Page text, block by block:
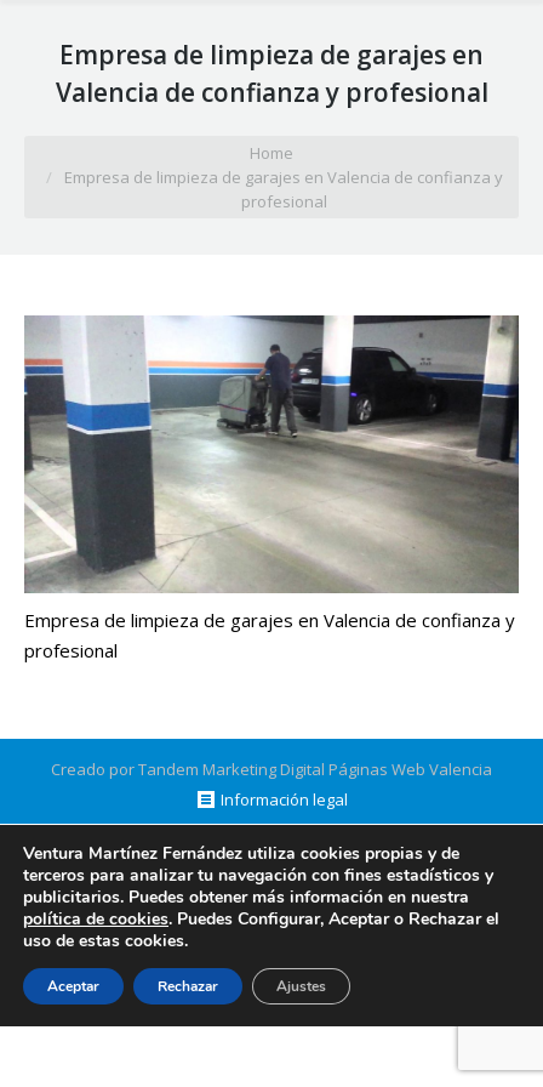
Empresa de limpieza de garajes en
Valencia de confianza y profesional
Home
Empresa de limpieza de garajes en Valencia de confianza y
profesional
Empresa de limpieza de garajes en Valencia de confianza y
profesional
Creado por Tandem Marketing Digital Páginas Web Valencia
Información legal
Ventura Martínez Fernández utiliza cookies propias y de
terceros para analizar tu navegación con fines estadísticos y
publicitarios. Puedes obtener más información en nuestra
política de cookies. Puedes Configurar, Aceptar o Rechazar el
uso de estas cookies.
Aceptar Rechazar Ajustes